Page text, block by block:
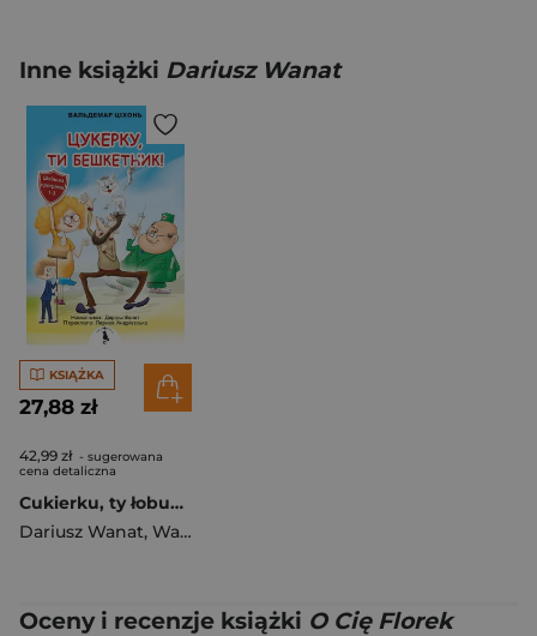
Inne książki Dariusz Wanat
KSIĄŻKA
27,88 zł
42,99 zł - sugerowana
cena detaliczna
Cukierku, ty łobuzie wer. ukraińska
Dariusz Wanat, Waldemar Cichoń
Oceny i recenzje książki O Cię Florek